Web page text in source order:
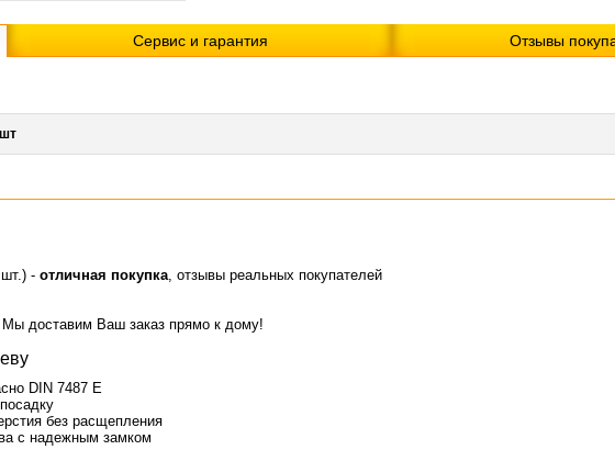
Сервис и гарантия Отзывы
- отличная покупка, отзывы реальных покупателей
Мы доставим Ваш заказ прямо к дому!
DIN 7487 E
без расщепления
с надежным замком